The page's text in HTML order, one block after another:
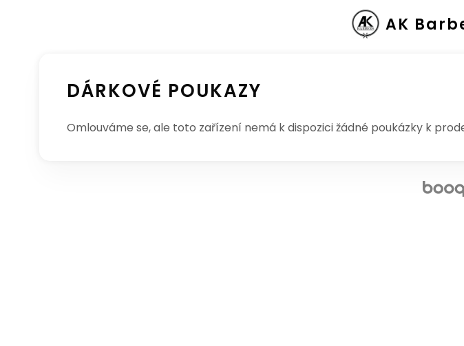
AK
DÁRKOVÉ POUKAZY
Omlouváme se, ale toto zařízení nemá k dispozici žádné poukázky k